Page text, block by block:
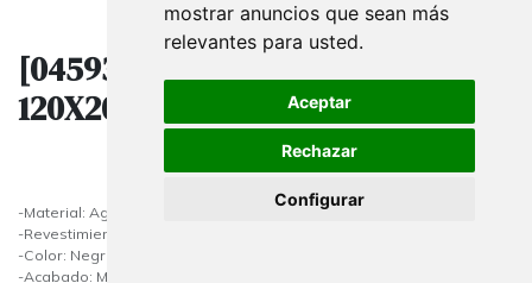
mostrar anuncios que sean más
relevantes para usted.
Aceptar
Rechazar
Configurar
[045933] Baldas De Madera
120X20 Cm Negras 19 Mm
-Material: Aglomerado
-Revestimiento: Melamina
-Color: Negro
-Acabado: Mate